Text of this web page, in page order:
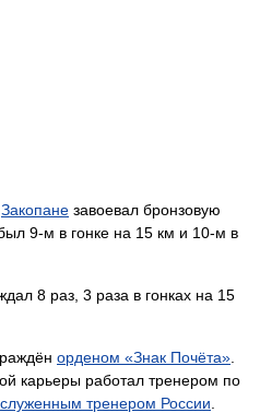
Закопане завоевал бронзовую
9-м в гонке на 15 км и 10-м в
8 раз, 3 раза в гонках на 15
орденом «Знак Почёта»
карьеры работал тренером по
тренером России